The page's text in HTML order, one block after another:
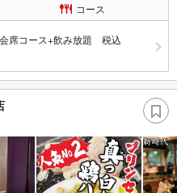
コース
会席コース+飲み放題 税込